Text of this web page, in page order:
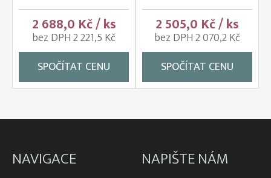
2 688,0 Kč / ks
bez DPH 2 221,5 Kč
SPOČÍTAT CENU
2 505,0 Kč / ks
bez DPH 2 070,2 Kč
SPOČÍTAT CENU
NAVIGACE NAPIŠTE NÁM